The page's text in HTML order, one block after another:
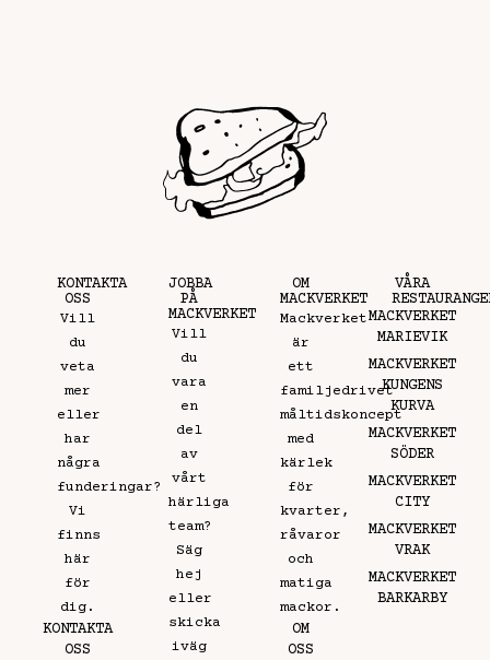
KONTAKTA
OSS
Vill
du
veta
mer
eller
har
några
funderingar?
Vi
finns
här
för
dig.
KONTAKTA
OSS
JOBBA
PÅ
MACKVERKET
Vill
du
vara
en
del
av
vårt
härliga
team?
Säg
hej
eller
skicka
iväg
OM
MACKVERKET
Mackverket
är
ett
familjedrivet
måltidskoncept
med
kärlek
för
kvarter,
råvaror
och
matiga
mackor.
OM
OSS
VÅRA
MACKVERKET
MARIEVIK
MACKVERKET
KUNGENS
KURVA
MACKVERKET
SÖDER
MACKVERKET
CITY
MACKVERKET
VRAK
MACKVERKET
BARKARBY